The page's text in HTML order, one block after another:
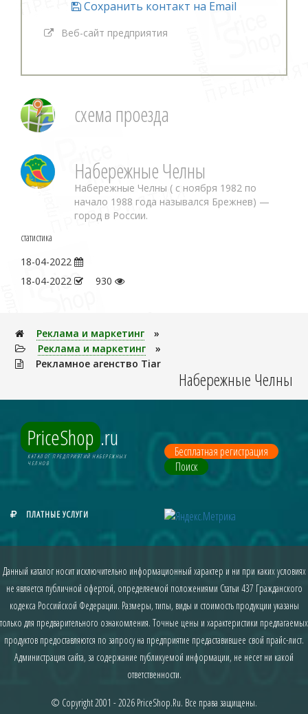
Сохранить контакт на Email
Веб-сайт предприятия
схема проезда
Набережные Челны
Набережные Челны ( с ноября 1982 по
начало 1988 года назывался Брежнев) —
город в России.
статистика
18-04-2022
18-04-2022
930
Реклама и маркетинг
»
Реклама и маркетинг
»
Рекламное агенство Tiar
Набережные Челны
PriceShop .ru
КАТАЛОГ ПРЕДПРИЯТИЙ НАБЕРЕЖНЫХ
ЧЕЛНОВ
Бесплатная регистрация
Поиск
ПЛАТНЫЕ УСЛУГИ
Данный каталог носит исключительно информационный характер и ни при каких условиях
не является публичной офертой, определяемой положениями Статьи 437 Гражданского
кодекса Российской Федерации. Размеры, типы, виды и стоимость продукции указаны
только для предварительного ознакомления. Точные цены и характеристики предлагаемых
продуктов предоставляются по запросу на предприятие предаставившее свой прайс-лист.
Администрация сайта, за содержание публикуемой информации, не несет ни какой
ответственности.
© Copyright 2001 - 2026 PriceShop.Ru. Все права защищены.